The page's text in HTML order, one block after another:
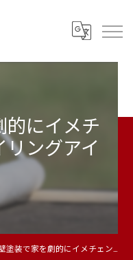
にイメチ
ングアイ
装で家を劇的にイメチェン！最新スタイリングアイデア